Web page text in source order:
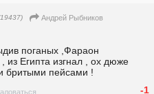
Андрей Рыбников
поганых ,Фараон
из Египта изгнал , ох дюже
бритыми пейсами !
-1